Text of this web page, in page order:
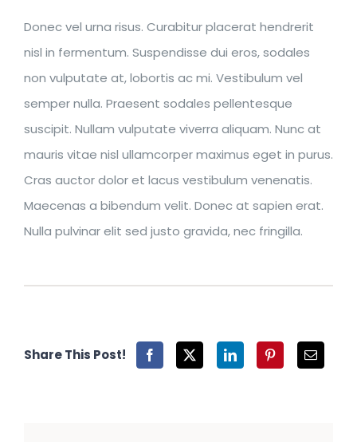
Donec vel urna risus. Curabitur placerat hendrerit
nisl in fermentum. Suspendisse dui eros, sodales
non vulputate at, lobortis ac mi. Vestibulum vel
semper nulla. Praesent sodales pellentesque
suscipit. Nullam vulputate viverra aliquam. Nunc at
mauris vitae nisl ullamcorper maximus eget in purus.
Cras auctor dolor et lacus vestibulum venenatis.
Maecenas a bibendum velit. Donec at sapien erat.
Nulla pulvinar elit sed justo gravida, nec fringilla.
Share This Post!